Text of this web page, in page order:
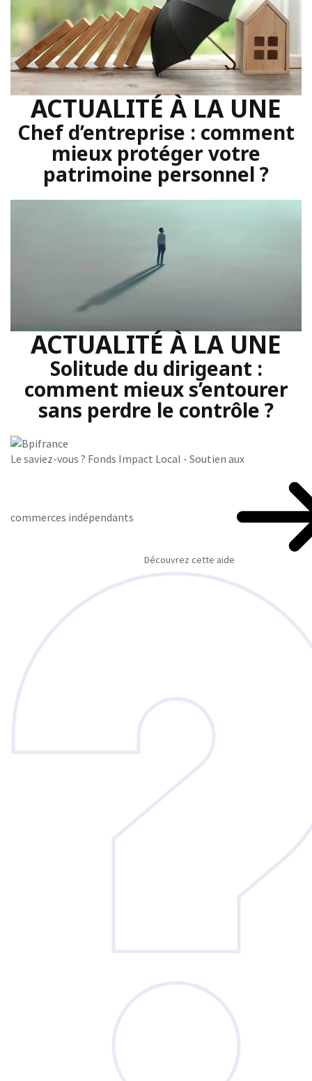
ACTUALITÉ À LA UNE
Chef d’entreprise : comment
mieux protéger votre
patrimoine personnel ?
ACTUALITÉ À LA UNE
Solitude du dirigeant :
comment mieux s’entourer
sans perdre le contrôle ?
Le saviez-vous ? Fonds Impact Local - Soutien aux
commerces indépendants
Découvrez cette aide